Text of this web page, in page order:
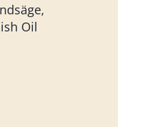
Oil